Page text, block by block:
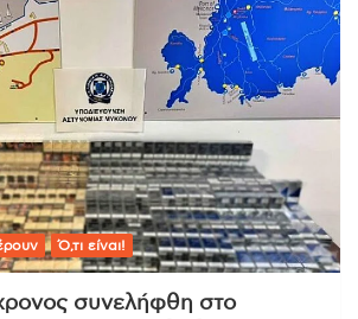
Ό,τι είναι!
συνελήφθη στο